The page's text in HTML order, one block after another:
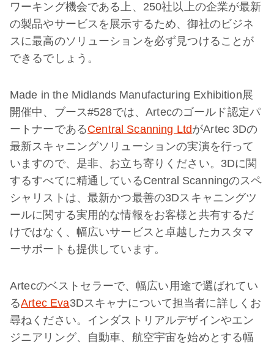
ワーキング機会である上、250社以上の企業が最新
の製品やサービスを展示するため、御社のビジネ
スに最高のソリューションを必ず見つけることが
できるでしょう。
Made in the Midlands Manufacturing Exhibition展
開催中、ブース#528では、Artecのゴールド認定パ
ートナーであるCentral Scanning LtdがArtec 3Dの
最新スキャニングソリューションの実演を行って
いますので、是非、お立ち寄りください。3Dに関
するすべてに精通しているCentral Scanningのスペ
シャリストは、最新かつ最善の3Dスキャニングツ
ールに関する実用的な情報をお客様と共有するだ
けではなく、幅広いサービスと卓越したカスタマ
ーサポートも提供しています。
Artecのベストセラーで、幅広い用途で選ばれてい
るArtec Eva3Dスキャナについて担当者に詳しくお
尋ねください。インダストリアルデザインやエン
ジニアリング、自動車、航空宇宙を始めとする幅